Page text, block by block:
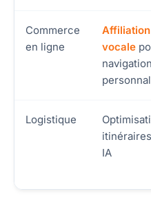
Commerce
en ligne
vocale
navigation
Logistique
IA